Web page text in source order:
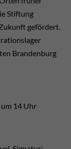
Stiftung
gefördert.
Brandenburg
14 Uhr